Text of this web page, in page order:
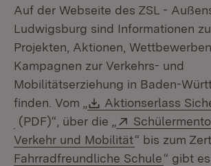
Auf der Webseite des ZSL -
Ludwigsburg sind Informationen
Projekten, Aktionen,
Kampagnen zur Verkehrs- und
Mobilitätserziehung in Baden-
finden. Vom „
Download:
Aktionserlass
(Öffnet in neuem Fenster)
(PDF)“, über die „ Extern:
Verkehr und Mobilität(Öffnet in
“ bis zum
Fahrradfreundliche Schule(Öffnet
“ gibt